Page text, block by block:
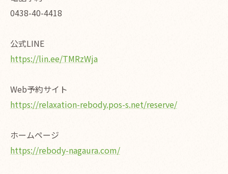
0438-40-4418
公式LINE
https://lin.ee/TMRzWja
Web予約サイト
https://relaxation-rebody.pos-s.net/reserve/
ホームページ
https://rebody-nagaura.com/